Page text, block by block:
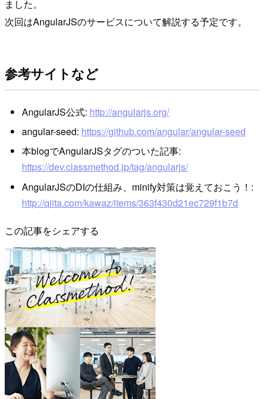
ました。
次回はAngularJSのサービスについて解説する予定です。
参考サイトなど
AngularJS公式: http://angularjs.org/
angular-seed: https://github.com/angular/angular-seed
本blogでAngularJSタグのついた記事:
https://dev.classmethod.jp/tag/angularjs/
AngularJSのDIの仕組み、minify対策は覚えておこう！:
http://qiita.com/kawaz/items/363f430d21ec729f1b7d
この記事をシェアする